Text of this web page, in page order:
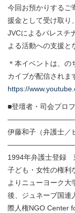
今回お預かりするご
援金として受け取り、
JVCによるパレスチ
よる活動への支援と
＊本イベントは、
カイブが配信されま
https://
■登壇者・司会プロ
伊藤和子（弁護士／
​​1994年弁護士登録
子ども・女性の権利
よりニューヨーク大
後、ジュネーブ国連
際人権NGO Center